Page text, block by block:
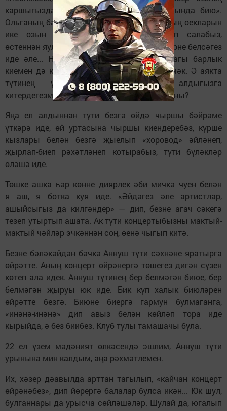
каршыгызда Ольга Большакова башкаруында бию».
Ольганың башына өч колготки кигезеп, аның оекларын
ике озын толым итеп ике якка үреп салабыз,
өстеннән яулык бәйлибез. Өстәге күлмәкләрне белсәгез
иде әле... Настя тутабызның шифоньердагы барлык
киемен дә кия идек, һәр номерга бер күлмәк. Ә аякта
түтинең үкчәле түфлиләре. Күз алдыгызга
китердегезме, нинди матур булганлыгыбызны?
Яңа ел алдыннан түти безгә өйдә чыршы бәйрәме
үткәрә иде, өй уртасына чыршы киендеребәз, күрше
кызлары белән безгә җыелып «хоровод» әйләнеп,
җырлап-биеп рәхәтләнеп котырабыз, түти бүләкләр
өләшә иде.
Төшке ашка һәр көнне диярлек әби мичкә чуен белән
я аш, я ботка куя иде. «Әйдәгез әле артистлар,
ашыйсыгыз да килгәндер» — дип, безне агач сәкегә
тезеп утыртып ашата. Ак түти концертыбызны мактый-
мактый чәйләр эчкәннән соң, өенә чыгып китә.
Безне бәләкәйдән бәчкә Аннуш түти сәхнәне яратырга
өйрәтте. Аның концерт өйрәнергә төшегез дигән сүзен
көтеп ала идек. Аннуш түтинең бер белмәгән биюе, бер
белмәгән җыруы юк иде. Бик күп халык биюләрен
өйрәтте безгә. Биюне биергә гармун булмаганга,
«инәнә-инәнә» дип авыз белән көйләп тора иде
кырыйда, ә без биибез. Клуб тулы тамашачы була.
22 ел үзем мәдәният өлкәсендә эшлим, Аннуш түти
урынына мин калдым, аңа рәхмәтлемен.
Их, хәзер дәавылда арттан тагылып, «кайчан концерт
өйрәнәбез», дип йөрергә балалар булса икән... Юк шул,
булганнары да урысча сөйләшәләр. Шулай да, югалып